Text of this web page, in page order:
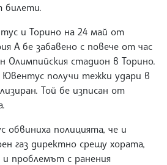
билети.
и Торино на 24 май от
А бе забавено с повече от час
Олимпийския стадион в Торино.
получи тежки удари в
Той бе изписан от
полицията, че и
газ директно срещу хората,
проблемът с ранения